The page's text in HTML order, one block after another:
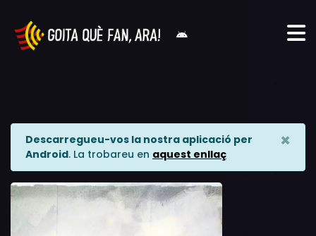
Descarregueu-vos la nostra aplicació per
Android. La trobareu en aquest enllaç
×